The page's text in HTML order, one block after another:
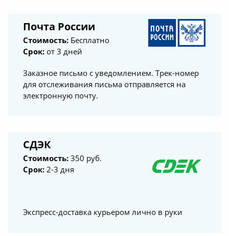
Почта России
Стоимость: Бесплатно
Срок: от 3 дней
Заказное письмо с уведомлением. Трек-номер
для отслеживания письма отправляется на
электронную почту.
СДЭК
Стоимость: 350 руб.
Срок: 2-3 дня
Экспресс-доставка курьером лично в руки